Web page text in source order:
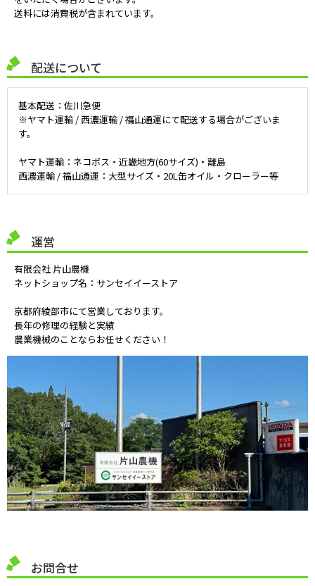
送料には消費税が含まれています。
配送について
基本配送：佐川急便
※ヤマト運輸 / 西濃運輸 / 福山通運にて配送する場合がございま
す。
ヤマト運輸：ネコポス・近畿地方(60サイズ)・離島
西濃運輸 / 福山通運：大型サイズ・20L缶オイル・クローラー等
運営
有限会社 片山農機
ネットショップ名：サンセイイーストア
京都府綾部市にて営業しております。
長年の修理の経験と実績
農業機械のことならお任せください！
お問合せ